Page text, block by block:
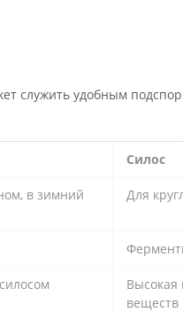
служить удобным
Силос
в зимний
Для
Высокая
веществ